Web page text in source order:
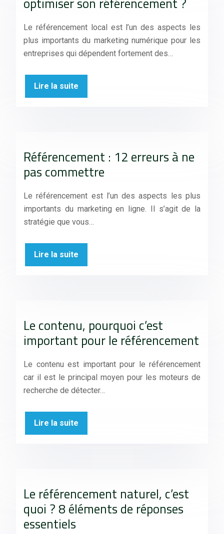
Le référencement local est l’un des aspects les
plus importants du marketing numérique pour les
entreprises qui dépendent fortement des…
Lire la suite
Référencement : 12 erreurs à ne
pas commettre
Le référencement est l’un des aspects les plus
importants du marketing en ligne. Il s’agit de la
stratégie que vous…
Lire la suite
Le contenu, pourquoi c’est
important pour le référencement
Le contenu est important pour le référencement
car il est le principal moyen pour les moteurs de
recherche de détecter…
Lire la suite
Le référencement naturel, c’est
quoi ? 8 éléments de réponses
essentiels